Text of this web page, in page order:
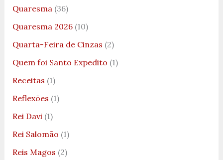
Quaresma (36)
Quaresma 2026(10)
Quarta-Feira de Cinzas (2)
Quem foi Santo Expedito (1)
Receitas (1)
Reflexões (1)
Rei Davi (1)
Rei Salomão (1)
Reis Magos (2)